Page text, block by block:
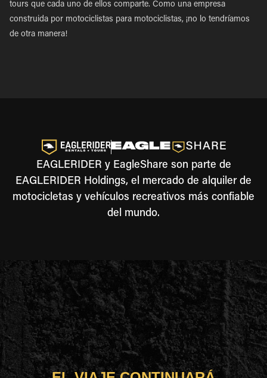
tours que cada uno de ellos comparte. Como una empresa
construida por motociclistas para motociclistas, ¡no lo tendríamos
de otra manera!
EAGLERIDER y EagleShare son parte de
EAGLERIDER Holdings, el mercado de alquiler de
motocicletas y vehículos recreativos más confiable
del mundo.